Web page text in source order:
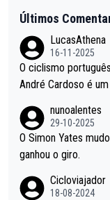
Últimos
LucasAthena
16-11-2025
O ciclismo
André Cardoso é
o?
nunoalentes
29-10-2025
O Simon Yates
ganhou o giro.
Cicloviajador
18-08-2024